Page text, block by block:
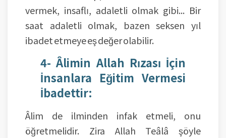
vermek, insaflı, adaletli olmak gibi... Bir
saat adaletli olmak, bazen seksen yıl
ibadet etmeye eş değer olabilir.
4- Âlimin Allah Rızası İçin
İnsanlara Eğitim Vermesi
İbadettir:
Âlim de ilminden infak etmeli, onu
öğretmelidir. Zira Allah Teâlâ şöyle